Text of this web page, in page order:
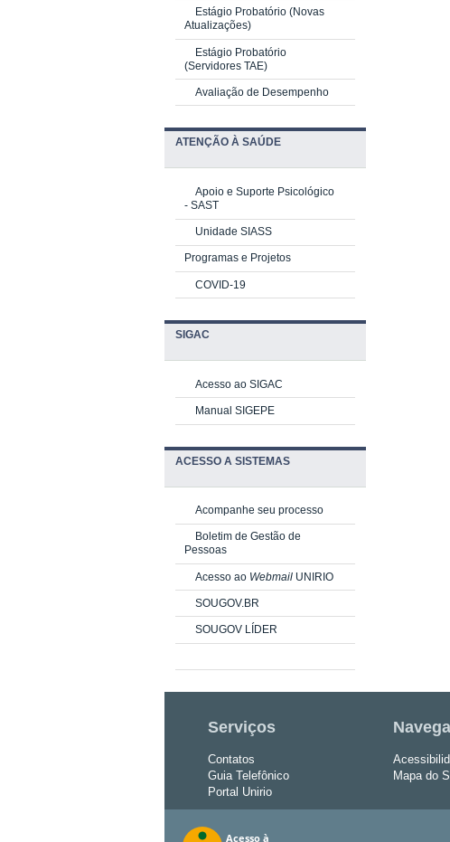
Estágio Probatório (Novas
Atualizações)
Estágio Probatório
(Servidores TAE)
Avaliação de Desempenho
ATENÇÃO À SAÚDE
Apoio e Suporte Psicológico
- SAST
Unidade SIASS
Programas e Projetos
COVID-19
SIGAC
Acesso ao SIGAC
Manual SIGEPE
ACESSO A SISTEMAS
Acompanhe seu processo
Boletim de Gestão de
Pessoas
Acesso ao Webmail UNIRIO
SOUGOV.BR
SOUGOV LÍDER
Serviços
Contatos
Guia Telefônico
Portal Unirio
Mapa do